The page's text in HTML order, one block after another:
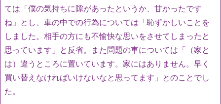
ては「僕の気持ちに隙があったというか、甘かったです
ね」とし、車の中での行為については「恥ずかしいことを
しました。相手の方にも不愉快な思いをさせてしまったと
思っています」と反省。また問題の車については「（家と
は）違うところに置いています。家にはありません。早く
買い替えなければいけないなと思ってます」とのことでし
た。